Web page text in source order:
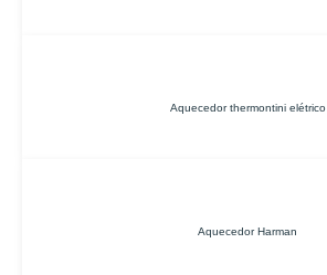
Aquecedor thermontini elétrico
Aquecedor Harman